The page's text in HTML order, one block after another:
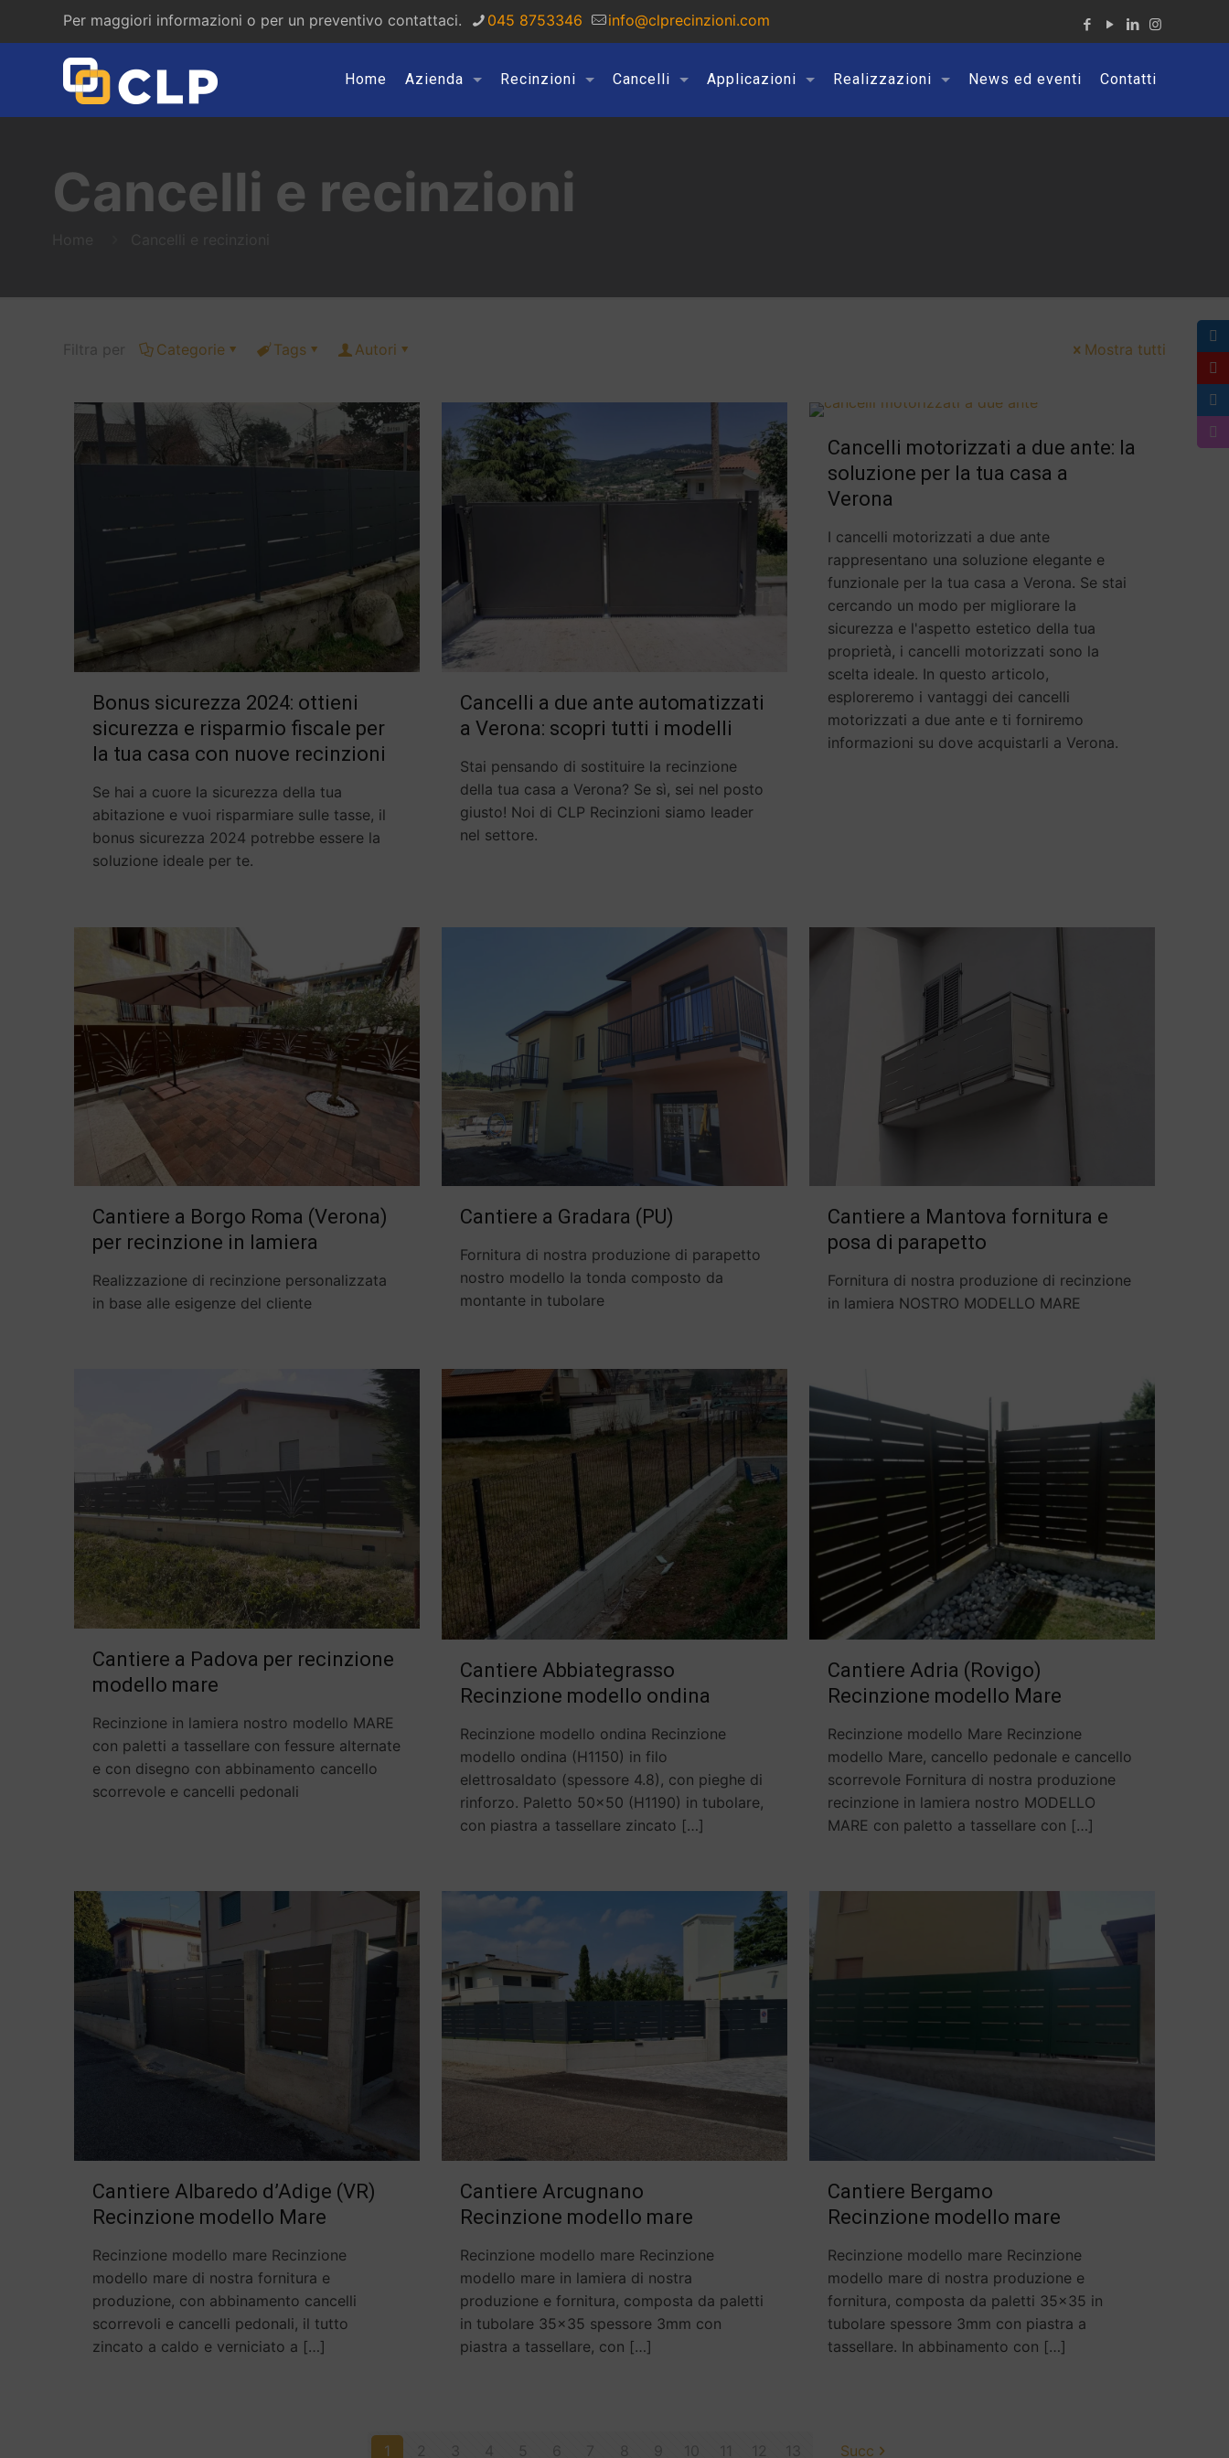
Per maggiori informazioni o per un preventivo contattaci. 045 8753346 info@clprecinzioni.com
Home Azienda Recinzioni Cancelli Applicazioni Realizzazioni News ed eventi Contatti
Cancelli e recinzioni
Filtra per Categorie Tags Autori Mostra tutti
Bonus sicurezza 2024: ottieni
sicurezza e risparmio fiscale per
la tua casa con nuove recinzioni
Se hai a cuore la sicurezza della tua
abitazione e vuoi risparmiare sulle tasse, il
bonus sicurezza 2024 potrebbe essere la
soluzione ideale per te.
Cancelli a due ante automatizzati
a Verona: scopri tutti i modelli
Stai pensando di sostituire la recinzione
della tua casa a Verona? Se sì, sei nel posto
giusto! Noi di CLP Recinzioni siamo leader
nel settore.
Cancelli motorizzati a due ante: la
soluzione per la tua casa a
Verona
I cancelli motorizzati a due ante
rappresentano una soluzione elegante e
funzionale per la tua casa a Verona. Se stai
cercando un modo per migliorare la
sicurezza e l'aspetto estetico della tua
proprietà, i cancelli motorizzati sono la
scelta ideale. In questo articolo,
esploreremo i vantaggi dei cancelli
motorizzati a due ante e ti forniremo
informazioni su dove acquistarli a Verona.
Cantiere a Borgo Roma (Verona)
per recinzione in lamiera
Realizzazione di recinzione personalizzata
in base alle esigenze del cliente
Cantiere a Gradara (PU)
Fornitura di nostra produzione di parapetto
nostro modello la tonda composto da
montante in tubolare
Cantiere a Mantova fornitura e
posa di parapetto
Fornitura di nostra produzione di recinzione
in lamiera NOSTRO MODELLO MARE
Cantiere a Padova per recinzione
modello mare
Recinzione in lamiera nostro modello MARE
con paletti a tassellare con fessure alternate
e con disegno con abbinamento cancello
scorrevole e cancelli pedonali
Cantiere Abbiategrasso
Recinzione modello ondina
Recinzione modello ondina Recinzione
modello ondina (H1150) in filo
elettrosaldato (spessore 4.8), con pieghe di
rinforzo. Paletto 50×50 (H1190) in tubolare,
con piastra a tassellare zincato […]
Cantiere Adria (Rovigo)
Recinzione modello Mare
Recinzione modello Mare Recinzione
modello Mare, cancello pedonale e cancello
scorrevole Fornitura di nostra produzione
recinzione in lamiera nostro MODELLO
MARE con paletto a tassellare con […]
Cantiere Albaredo d’Adige (VR)
Recinzione modello Mare
Recinzione modello mare Recinzione
modello mare di nostra fornitura e
produzione, con abbinamento cancelli
scorrevoli e cancelli pedonali, il tutto
zincato a caldo e verniciato a […]
Cantiere Arcugnano
Recinzione modello mare
Recinzione modello mare Recinzione
modello mare in lamiera di nostra
produzione e fornitura, composta da paletti
in tubolare 35×35 spessore 3mm con
piastra a tassellare, con […]
Cantiere Bergamo
Recinzione modello mare
Recinzione modello mare Recinzione
modello mare di nostra produzione e
fornitura, composta da paletti 35×35 in
tubolare spessore 3mm con piastra a
tassellare. In abbinamento con […]
1 2 3 4 5 6 7 8 9 10 11 12 13 Succ